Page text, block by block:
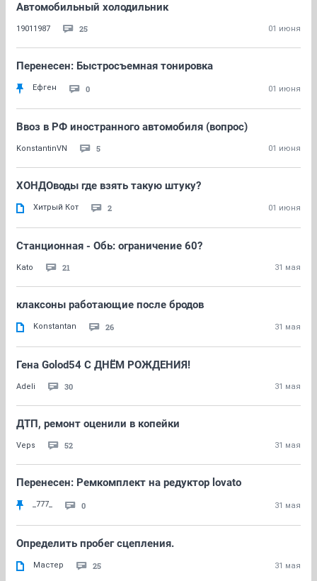
Автомобильный холодильник
19011987 25 01 июня
Перенесен: Быстросъемная тонировка
Ефген 0 01 июня
Ввоз в РФ иностранного автомобиля (вопрос)
KonstantinVN 5 01 июня
ХОНДОводы где взять такую штуку?
Хитрый Кот 2 01 июня
Станционная - Обь: ограничение 60?
Kato 21 31 мая
клаксоны работающие после бродов
Konstantan 26 31 мая
Гена Golod54 С ДНЁМ РОЖДЕНИЯ!
Adeli 30 31 мая
ДТП, ремонт оценили в копейки
Veps 52 31 мая
Перенесен: Ремкомплект на редуктор lovato
_777_ 0 31 мая
Определить пробег сцепления.
Мастер 25 31 мая